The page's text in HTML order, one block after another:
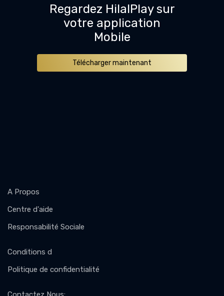
Regardez HilalPlay sur
votre application
Mobile
Télécharger maintenant
A Propos
Centre d'aide
Responsabilité Sociale
Conditions d
Politique de confidentialité